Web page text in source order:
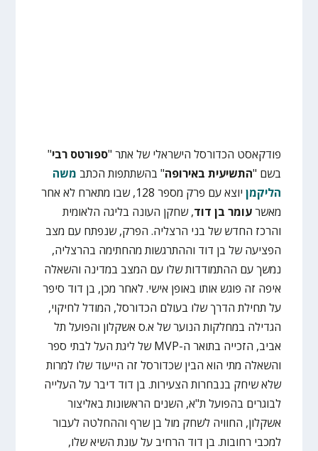
פודקאסט הכדורסל הישראלי של אתר "ספורטס רבי"
בשם "התשיעית באירופה" בהשתתפות הכתב משה
הליקמן
יוצא עם פרק מספר 128, שבו מתארח לא אחר
מאשרעומר בן דוד, שחקן העונה בליגה הלאומית
והרכז החדש של בני הרצליה. הפרק, שנפתח עם מצב
הפציעה של בן דוד וההתרגשות מהחתימה בהרצליה,
נמשך עם ההתמודדות שלו עם המצב במדינה והשאלה
איפה זה פוגש אותו באופן אישי. לאחר מכן, בן דוד סיפר
על תחילת הדרך שלו בעולם הכדורסל, המודל לחיקוי,
הגדילה במחלקות הנוער של א.ס אשקלון והפועל תל
אביב, הזכייה בתואר ה-MVP של ליגת העל לבתי ספר
והשאלה מתי הוא הבין שכדורסל זה הייעוד שלו למרות
שלא שיחק בנבחרות הצעירות. בן דוד דיבר על העלייה
לבוגרים בהפועל ת"א, השנים הראשונות באליצור
אשקלון, החוויה לשחק מול בן שרף וההחלטה לעבור
למכבי רחובות. בן דוד הרחיב על עונת השיא שלו,